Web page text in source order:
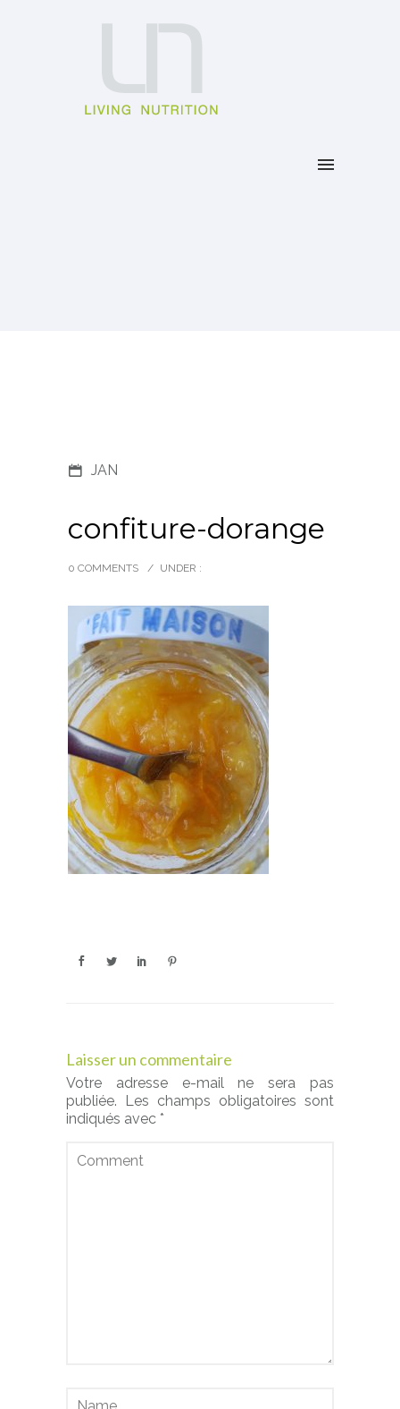
JAN
confiture-dorange
0 COMMENTS / UNDER :
Laisser un commentaire
Votre adresse e-mail ne sera pas
publiée.
Les champs obligatoires sont
indiqués avec *